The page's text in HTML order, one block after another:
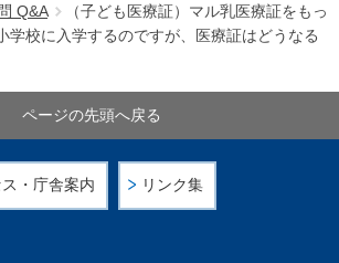
Q&A
（子ども医療証）マル乳医療証をもっ
学校に入学するのですが、医療証はどうなる
・庁舎案内 リンク集
ページの先頭へ戻る